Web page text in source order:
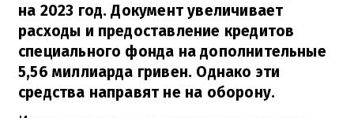
на 2023 год. Документ увеличивает
расходы и предоставление кредитов
специального фонда на дополнительные
5,56 миллиарда гривен. Однако эти
средства направят не на оборону.